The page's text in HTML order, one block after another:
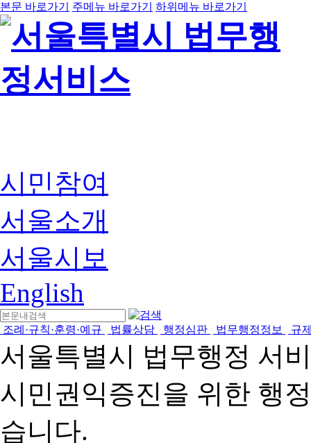
본문 바로가기 주메뉴 바로가기 하위메뉴 바로가기
시민참여
서울소개
서울시보
English
조례·규칙·훈령·예규 법률상담 행정심판 법무행정정보 규
서울특별시 법무행정 서
시민권익증진을 위한 행
습니다.